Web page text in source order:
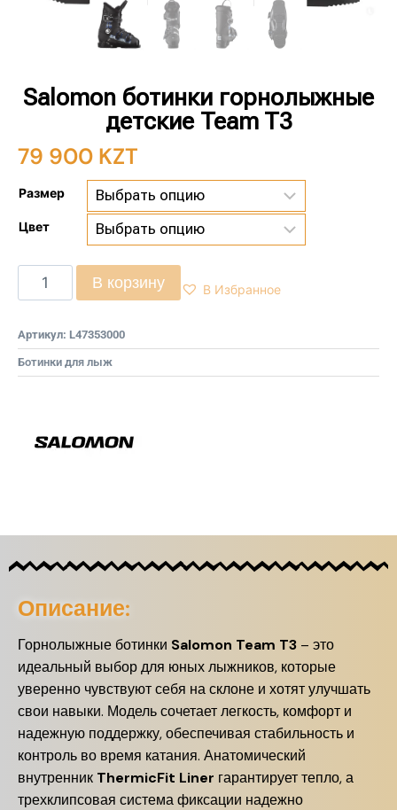
Salomon ботинки горнолыжные
детские Team T3
79 900 KZT
Размер
Цвет
В корзину В Избранное
Артикул: L47353000
Ботинки для лыж
Описание:
Горнолыжные ботинки Salomon Team T3 – это
идеальный выбор для юных лыжников, которые
уверенно чувствуют себя на склоне и хотят улучшать
свои навыки. Модель сочетает легкость, комфорт и
надежную поддержку, обеспечивая стабильность и
контроль во время катания. Анатомический
внутренник ThermicFit Liner гарантирует тепло, а
трехклипсовая система фиксации надежно